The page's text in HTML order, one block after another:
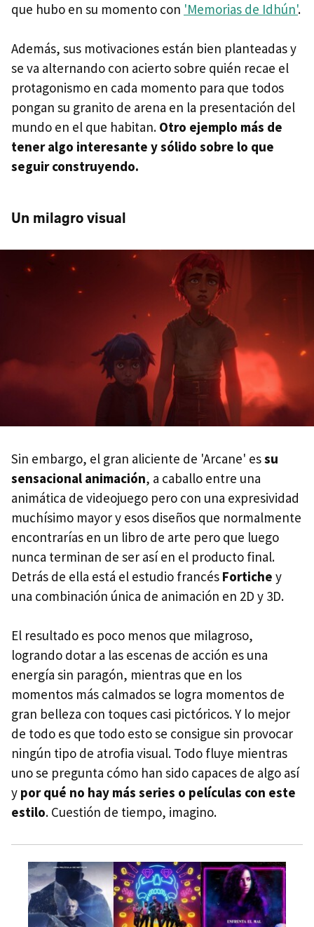
que hubo en su momento con 'Memorias de Idhún'.
Además, sus motivaciones están bien planteadas y
se va alternando con acierto sobre quién recae el
protagonismo en cada momento para que todos
pongan su granito de arena en la presentación del
mundo en el que habitan. Otro ejemplo más de
tener algo interesante y sólido sobre lo que
seguir construyendo.
Un milagro visual
Sin embargo, el gran aliciente de 'Arcane' essu
sensacional animación, a caballo entre una
animática de videojuego pero con una expresividad
muchísimo mayor y esos diseños que normalmente
encontrarías en un libro de arte pero que luego
nunca terminan de ser así en el producto final.
Detrás de ella está el estudio francés Fortiche y
una combinación única de animación en 2D y 3D.
El resultado es poco menos que milagroso,
logrando dotar a las escenas de acción es una
energía sin paragón, mientras que en los
momentos más calmados se logra momentos de
gran belleza con toques casi pictóricos. Y lo mejor
de todo es que todo esto se consigue sin provocar
ningún tipo de atrofia visual. Todo fluye mientras
uno se pregunta cómo han sido capaces de algo así
y por qué no hay más series o películas con este
estilo. Cuestión de tiempo, imagino.